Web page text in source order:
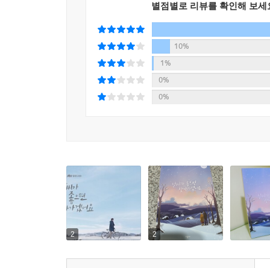
별점별로 리뷰를 확인해 보세
10%
1%
0%
0%
2 2